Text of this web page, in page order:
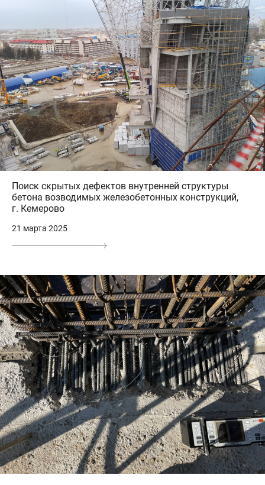
Поиск скрытых дефектов внутренней структуры
бетона возводимых железобетонных конструкций,
г. Кемерово
21 марта 2025